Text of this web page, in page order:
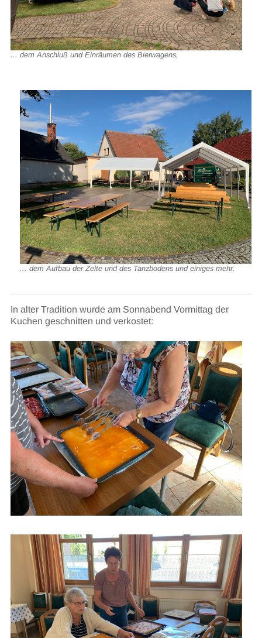
... dem Anschluß und Einräumen des Bierwagens,
... dem Aufbau der Zelte und des Tanzbodens und einiges mehr.
In alter Tradition wurde am Sonnabend Vormittag der
Kuchen geschnitten und verkostet: